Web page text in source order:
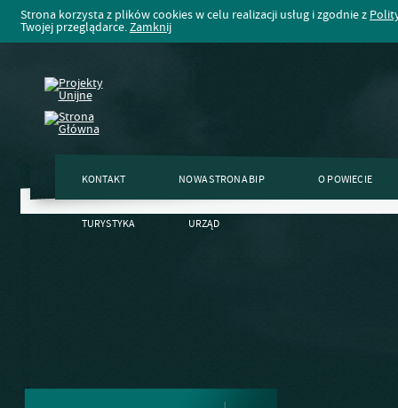
Strona korzysta z plików cookies w celu realizacji usług i zgodnie z
Twojej przeglądarce.Zamknij
KONTAKT NOWA STRONA BIP O POWIECIE
TURYSTYKA URZĄD